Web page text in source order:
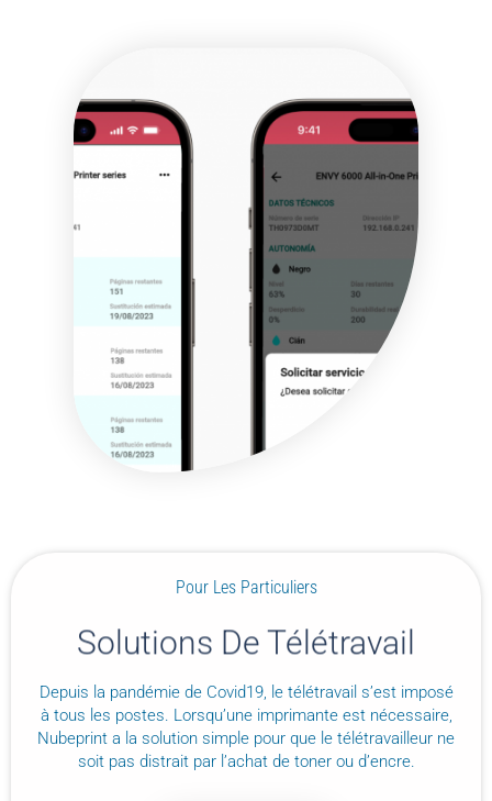
Pour Les Particuliers
Solutions De Télétravail
Depuis la pandémie de Covid19, le télétravail s’est imposé
à tous les postes. Lorsqu’une imprimante est nécessaire,
Nubeprint a la solution simple pour que le télétravailleur ne
soit pas distrait par l’achat de toner ou d’encre.